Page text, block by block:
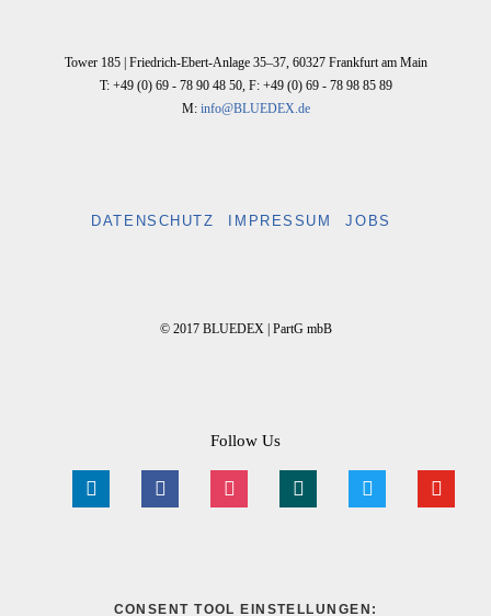
Tower 185 | Friedrich-Ebert-Anlage 35–37, 60327 Frankfurt am Main
T: +49 (0) 69 - 78 90 48 50, F: +49 (0) 69 - 78 98 85 89
M: info@BLUEDEX.de
DATENSCHUTZ IMPRESSUM JOBS
© 2017 BLUEDEX | PartG mbB
Follow Us
linkedin facebook instagram xing twitter youtube
CONSENT TOOL EINSTELLUNGEN: